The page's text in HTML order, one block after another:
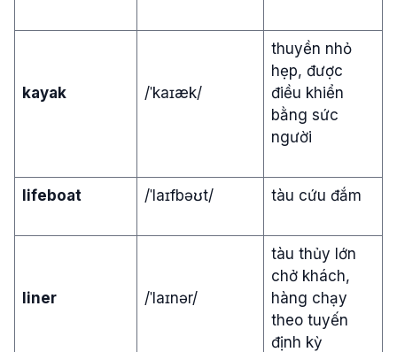
kayak /ˈkaɪæk/
thuyền nhỏ
hẹp, được
điều khiển
bằng sức
người
lifeboat /ˈlaɪfbəʊt/ tàu cứu đắm
liner /ˈlaɪnər/
tàu thủy lớn
chở khách,
hàng chạy
theo tuyến
định kỳ